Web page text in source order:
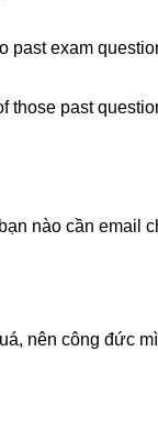
past exam
those past
nào cần email
nên công đức